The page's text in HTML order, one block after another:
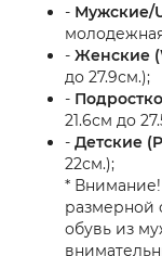
- Мужские/
- Женские
до 27.9см.);
-
21.6см до
- Детские
22см.);
*
размерной
обувь из